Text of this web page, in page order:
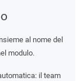
al nome del
modulo.
il team